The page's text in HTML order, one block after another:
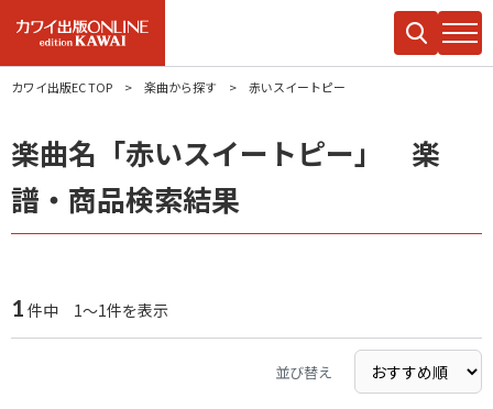
カワイ出版EC TOP 楽曲から探す 赤いスイートピー
楽曲名「赤いスイートピー」 楽
譜・商品検索結果
1 件中 1～1件を表示
並び替え